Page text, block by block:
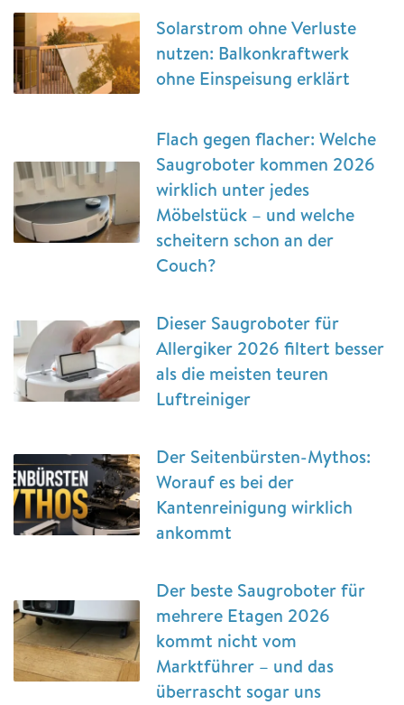
Solarstrom ohne Verluste
nutzen: Balkonkraftwerk
ohne Einspeisung erklärt
Flach gegen flacher: Welche
Saugroboter kommen 2026
wirklich unter jedes
Möbelstück – und welche
scheitern schon an der
Couch?
Dieser Saugroboter für
Allergiker 2026 filtert besser
als die meisten teuren
Luftreiniger
Der Seitenbürsten-Mythos:
Worauf es bei der
Kantenreinigung wirklich
ankommt
Der beste Saugroboter für
mehrere Etagen 2026
kommt nicht vom
Marktführer – und das
überrascht sogar uns